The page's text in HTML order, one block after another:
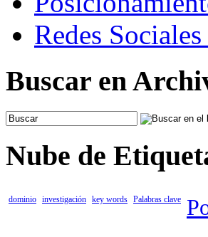
Redes
Buscar en
Nube de
dominio investigación key words Palabras clave